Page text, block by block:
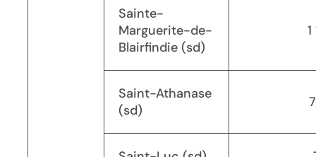
Sainte-
Marguerite-de-
Blairfindie (sd)
1
Saint-Athanase
(sd)